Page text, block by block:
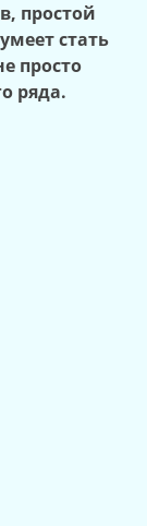
простой
стать
просто
ряда.